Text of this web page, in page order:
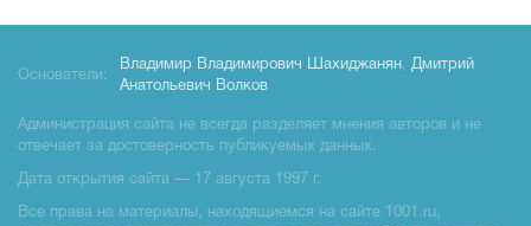
Основатели:
Владимир Владимирович Шахиджанян, Дмитрий
Анатольевич Волков
Администрация сайта не всегда разделяет мнения авторов и не
отвечает за достоверность публикуемых данных.
Дата открытия сайта — 17 августа 1997 г.
Все права на материалы, находящиемся на сайте 1001.ru,